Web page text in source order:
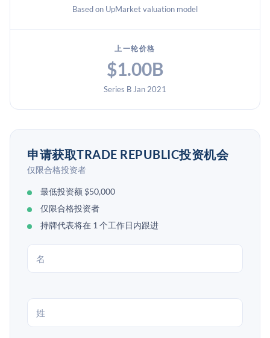
Based on UpMarket valuation model
上一轮价格
$1.00B
Series B Jan 2021
申请获取TRADE REPUBLIC投资机会
仅限合格投资者
最低投资额 $50,000
仅限合格投资者
持牌代表将在 1 个工作日内跟进